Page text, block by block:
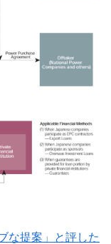
な提案」と評した